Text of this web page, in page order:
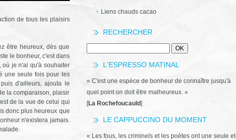
Liens chauds cacao
RECHERCHER
L'ESPRESSO MATINAL
« C'est une espèce de bonheur de connaître jusqu'à
quel point on doit être malheureux. »
[La Rochefoucauld]
LE CAPPUCCINO DU MOMENT
« Les fous, les criminels et les poètes ont une seule et
de tous les plaisirs
être heureux, dès que
le bonheur, c'est dans
où je n'ai qu'à souhaiter
une seule fois pour les
d'ailleurs, ajouta le
la comparaison, plaisir
de la vue de celui qui
donc plus heureux que
n'existera jamais.